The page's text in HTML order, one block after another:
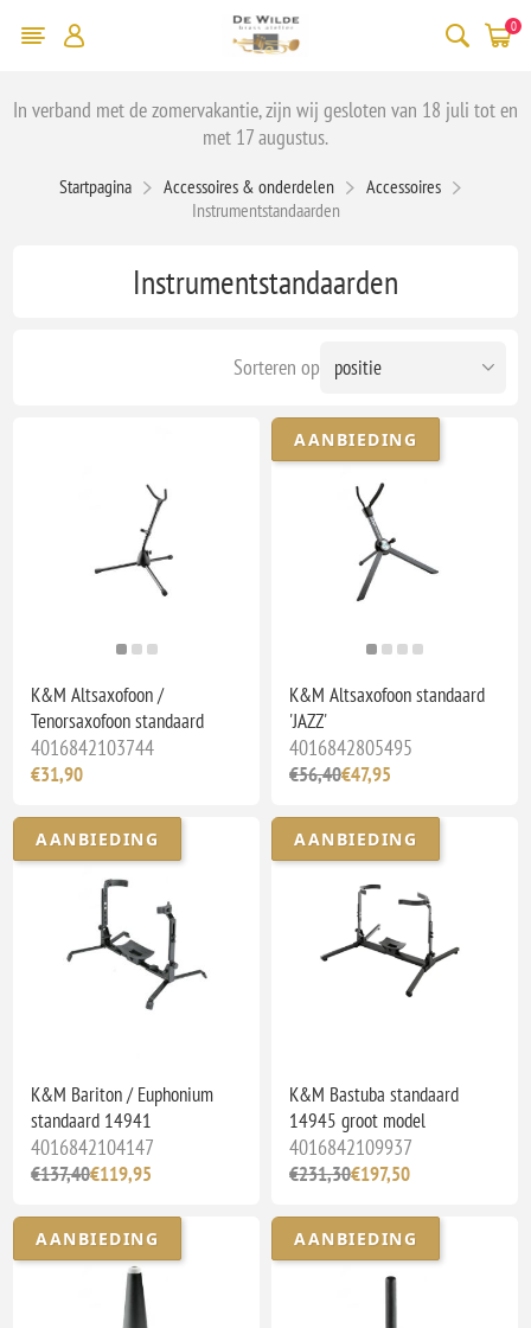
0
In verband met de zomervakantie, zijn wij gesloten van 18 juli tot en
met 17 augustus.
Startpagina Accessoires & onderdelen
Accessoires
Instrumentstandaarden
Instrumentstandaarden
Sorteren op
K&M Altsaxofoon /
Tenorsaxofoon standaard
4016842103744
€31,90
AANBIEDING
K&M Altsaxofoon standaard
'JAZZ'
4016842805495
€56,40€47,95
AANBIEDING
K&M Bariton / Euphonium
standaard 14941
4016842104147
€137,40€119,95
AANBIEDING
K&M Bastuba standaard
14945 groot model
4016842109937
€231,30€197,50
AANBIEDING AANBIEDING